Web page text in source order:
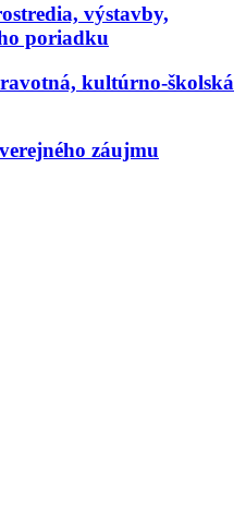
výstavby,
poriadku
kultúrno-školská
záujmu